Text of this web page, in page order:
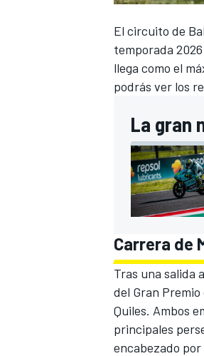
El circuito de
temporada
llega como el
podrás ver los
La gran
Carrera de
Tras una salida
del Gran
Quiles. Ambos
principales
encabezado